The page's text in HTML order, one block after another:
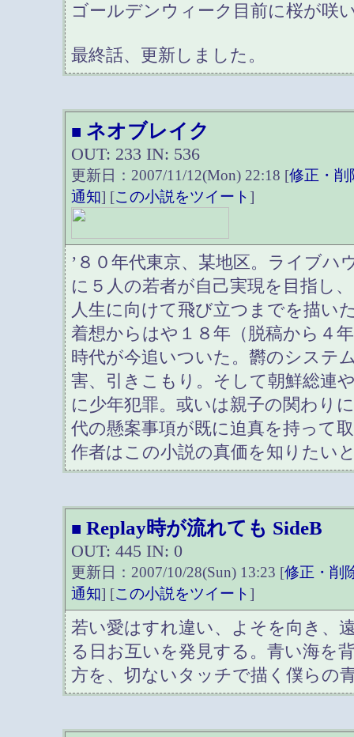
ゴールデンウィーク目前に桜が咲
最終話、更新しました。
■ ネオブレイク
OUT: 233 IN: 536
更新日：2007/11/12(Mon) 22:18 [修正・削
通知] [この小説をツイート]
’８０年代東京、某地区。ライブハ
に５人の若者が自己実現を目指し
人生に向けて飛び立つまでを描い
着想からはや１８年（脱稿から４
時代が今追いついた。欝のシステ
害、引きこもり。そして朝鮮総連
に少年犯罪。或いは親子の関わり
代の懸案事項が既に迫真を持って
作者はこの小説の真価を知りたい
■ Replay時が流れても SideB
OUT: 445 IN: 0
更新日：2007/10/28(Sun) 13:23 [修正・削
通知] [この小説をツイート]
若い愛はすれ違い、よそを向き、
る日お互いを発見する。青い海を
方を、切ないタッチで描く僕らの